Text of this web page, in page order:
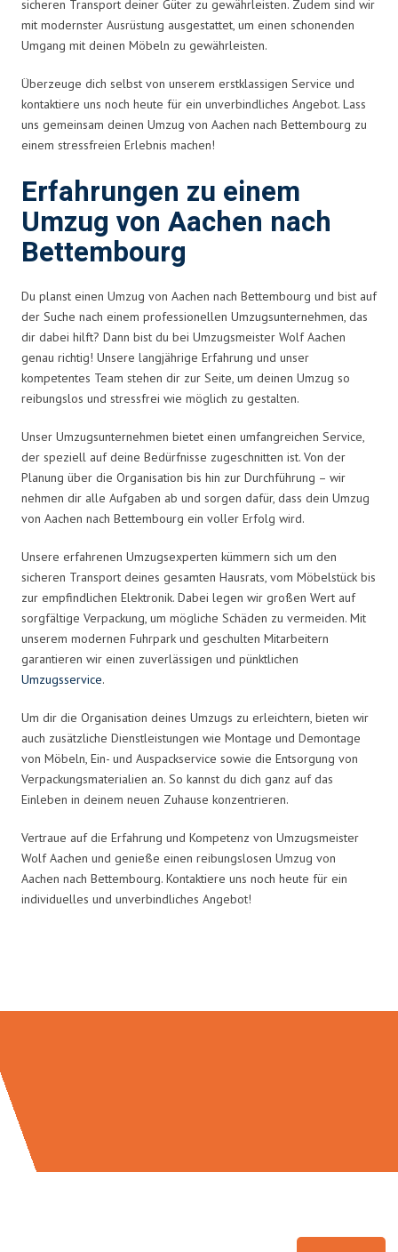
sicheren Transport deiner Güter zu gewährleisten. Zudem sind wir
mit modernster Ausrüstung ausgestattet, um einen schonenden
Umgang mit deinen Möbeln zu gewährleisten.
Überzeuge dich selbst von unserem erstklassigen Service und
kontaktiere uns noch heute für ein unverbindliches Angebot. Lass
uns gemeinsam deinen Umzug von Aachen nach Bettembourg zu
einem stressfreien Erlebnis machen!
Erfahrungen zu einem
Umzug von Aachen nach
Bettembourg
Du planst einen Umzug von Aachen nach Bettembourg und bist auf
der Suche nach einem professionellen Umzugsunternehmen, das
dir dabei hilft? Dann bist du bei Umzugsmeister Wolf Aachen
genau richtig! Unsere langjährige Erfahrung und unser
kompetentes Team stehen dir zur Seite, um deinen Umzug so
reibungslos und stressfrei wie möglich zu gestalten.
Unser Umzugsunternehmen bietet einen umfangreichen Service,
der speziell auf deine Bedürfnisse zugeschnitten ist. Von der
Planung über die Organisation bis hin zur Durchführung – wir
nehmen dir alle Aufgaben ab und sorgen dafür, dass dein Umzug
von Aachen nach Bettembourg ein voller Erfolg wird.
Unsere erfahrenen Umzugsexperten kümmern sich um den
sicheren Transport deines gesamten Hausrats, vom Möbelstück bis
zur empfindlichen Elektronik. Dabei legen wir großen Wert auf
sorgfältige Verpackung, um mögliche Schäden zu vermeiden. Mit
unserem modernen Fuhrpark und geschulten Mitarbeitern
garantieren wir einen zuverlässigen und pünktlichen
Umzugsservice.
Um dir die Organisation deines Umzugs zu erleichtern, bieten wir
auch zusätzliche Dienstleistungen wie Montage und Demontage
von Möbeln, Ein- und Auspackservice sowie die Entsorgung von
Verpackungsmaterialien an. So kannst du dich ganz auf das
Einleben in deinem neuen Zuhause konzentrieren.
Vertraue auf die Erfahrung und Kompetenz von Umzugsmeister
Wolf Aachen und genieße einen reibungslosen Umzug von
Aachen nach Bettembourg. Kontaktiere uns noch heute für ein
individuelles und unverbindliches Angebot!